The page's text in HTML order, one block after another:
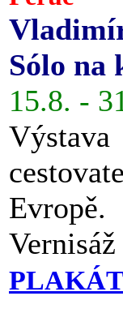
Sólo na
15.8. -
Evropě.